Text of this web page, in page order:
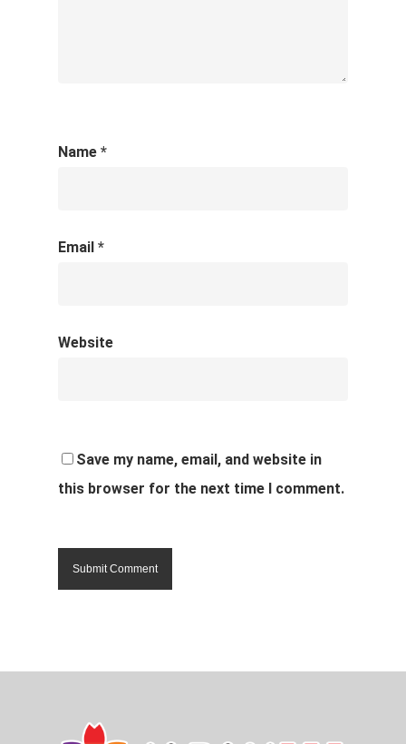
Name *
Email *
Website
Save my name, email, and website in
this browser for the next time I comment.